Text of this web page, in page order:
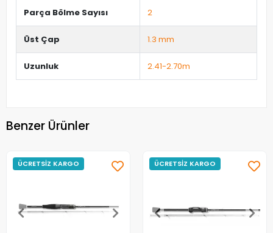
Parça Bölme Sayısı 2
Üst Çap 1.3 mm
Uzunluk 2.41-2.70m
Benzer Ürünler
ÜCRETSİZ KARGO ÜCRETSİZ KARGO